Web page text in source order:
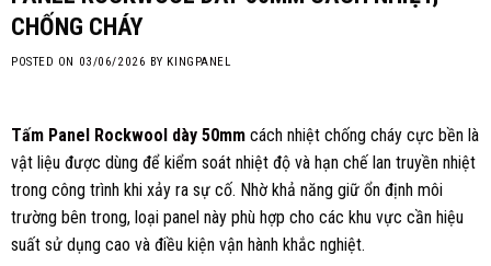
CHỐNG CHÁY
POSTED ON 03/06/2026 BY KINGPANEL
Tấm Panel Rockwool dày 50mm cách nhiệt chống cháy cực bền là
vật liệu được dùng để kiểm soát nhiệt độ và hạn chế lan truyền nhiệt
trong công trình khi xảy ra sự cố. Nhờ khả năng giữ ổn định môi
trường bên trong, loại panel này phù hợp cho các khu vực cần hiệu
suất sử dụng cao và điều kiện vận hành khắc nghiệt.